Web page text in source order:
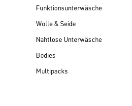
Funktionsunterwäsche
Wolle & Seide
Nahtlose Unterwäsche
Bodies
Multipacks